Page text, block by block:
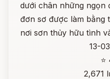
dưới chân những ngọn
đơn sơ được làm bằng
nơi sơn thủy hữu tình
13-
⭐
2,671